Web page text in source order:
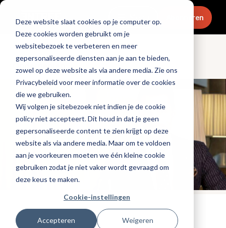
Deze website slaat cookies op je computer op.
Deze cookies worden gebruikt om je
websitebezoek te verbeteren en meer
gepersonaliseerde diensten aan je aan te bieden,
zowel op deze website als via andere media. Zie ons
Privacybeleid voor meer informatie over de cookies
die we gebruiken.
Wij volgen je sitebezoek niet indien je de cookie
policy niet accepteert. Dit houd in dat je geen
gepersonaliseerde content te zien krijgt op deze
website als via andere media. Maar om te voldoen
aan je voorkeuren moeten we één kleine cookie
gebruiken zodat je niet vaker wordt gevraagd om
deze keus te maken.
Cookie-instellingen
Accepteren Weigeren
Menu Abonneren
Ondernemen
Tags:hotels
Gepubliceerd op: 2 november 2021